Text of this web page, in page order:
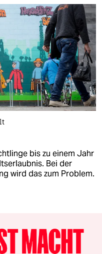
bis zu einem Jahr
Bei der
wird das zum Problem.